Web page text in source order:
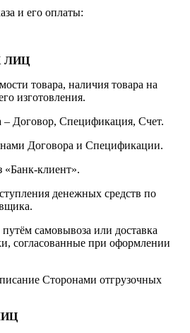
и его оплаты:
ЛИЦ
товара, наличия товара на
изготовления.
– Договор, Спецификация, Счет.
Договора и Спецификации.
«Банк-клиент».
денежных средств по
путём самовывоза или доставка
согласованные при оформлении
Сторонами отгрузочных